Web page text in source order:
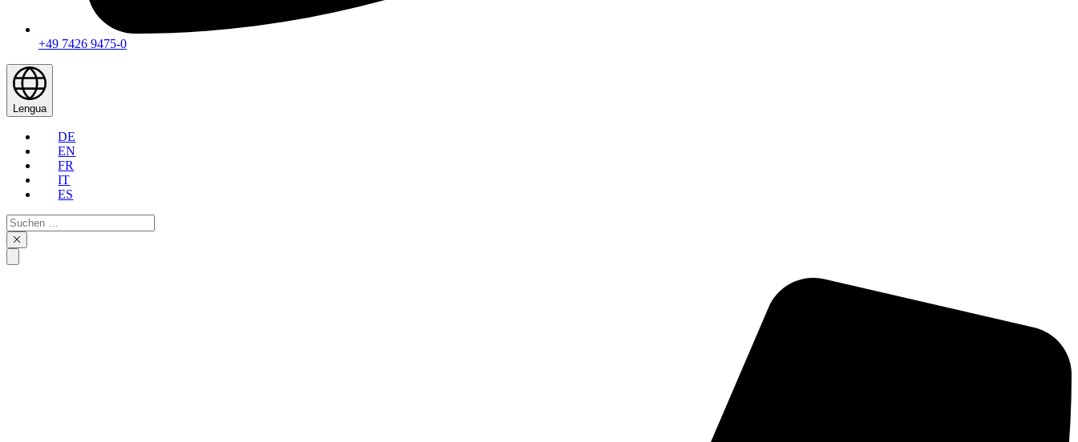
+49 7426 9475-0
Lengua
DE
EN
FR
IT
ES
Suchen
…